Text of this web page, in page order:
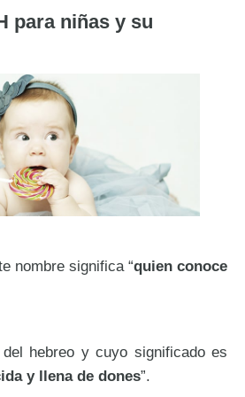
para niñas y su
nombre significa “quien conoce
hebreo y cuyo significado es
y llena de dones”.